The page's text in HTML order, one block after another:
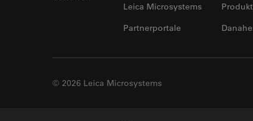
Leica Microsystems
Partnerportale
© 2026 Leica Microsystems